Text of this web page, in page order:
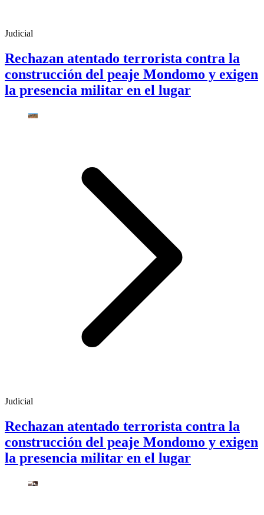
Judicial
Rechazan atentado terrorista contra la
construcción del peaje Mondomo y exigen
la presencia militar en el lugar
Judicial
Rechazan atentado terrorista contra la
construcción del peaje Mondomo y exigen
la presencia militar en el lugar